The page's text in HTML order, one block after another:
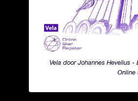
Vela door Johannes Hevelius -
Online